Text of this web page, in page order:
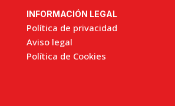
INFORMACIÓN LEGAL
Política de privacidad
Aviso legal
Política de Cookies